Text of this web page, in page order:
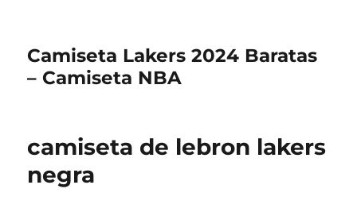
Camiseta Lakers 2024 Baratas
– Camiseta NBA
camiseta de lebron lakers
negra